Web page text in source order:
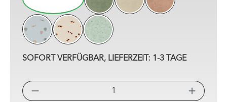
ANTHRACITE MOSS SHELL TUSCANY
AIR TRAFFICLADYBUGSEASHELL OLIVE
SOFORT VERFÜGBAR, LIEFERZEIT: 1-3 TAGE